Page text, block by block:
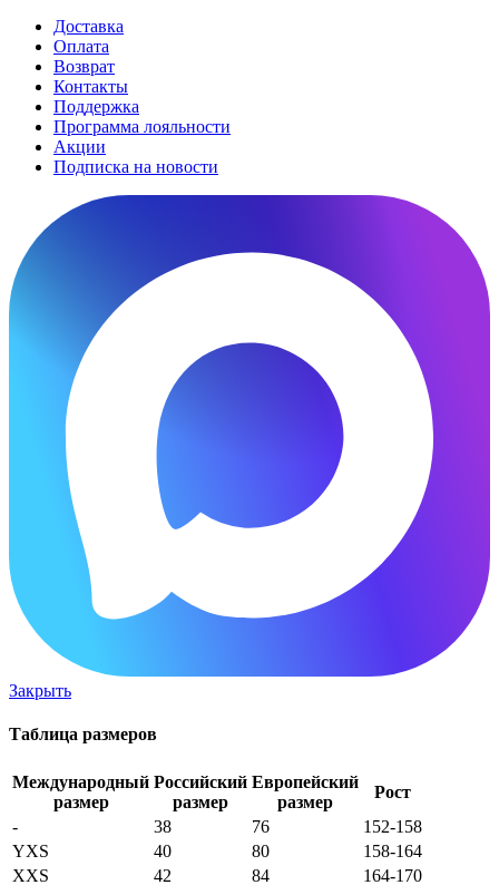
Доставка
Оплата
Возврат
Контакты
Поддержка
Программа лояльности
Акции
Подписка на новости
Закрыть
Таблица размеров
Международный
размер
Российский
размер
Европейский
размер
Рост
-
38 76
152-158
YXS
40 80
158-164
XXS
42 84 164-170